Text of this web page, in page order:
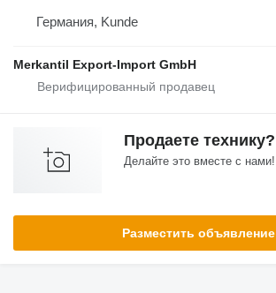
Германия, Kunde
Merkantil Export-Import GmbH
Продаете технику?
Делайте это вместе с нами!
Разместить объявление